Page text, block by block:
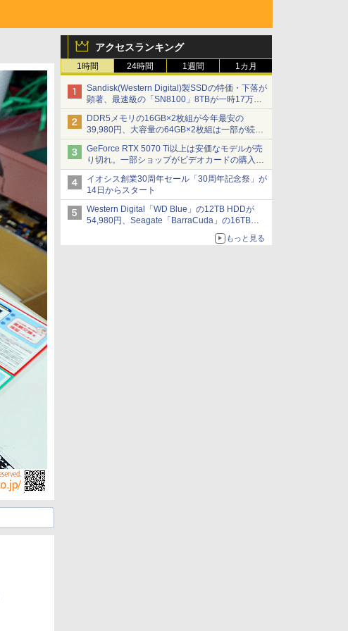
アクセスランキング
1時間 24時間 1週間 1カ月
Sandisk(Western Digital)製SSDの特価・下落が
顕著、最速級の「SN8100」8TBが一時17万円
割れ [8月前半のSSD価格]
DDR5メモリの16GB×2枚組が今年最安の
39,980円、大容量の64GB×2枚組は一部が続騰
[8月前半のメモリ価格]
GeForce RTX 5070 Ti以上は安価なモデルが売
り切れ。一部ショップがビデオカードの購入制
限を実施したニュースが注目を集める AKIBA
PC Hotline! 先週のアクセスランキング 26年7月
27日～26年8月3日
イオシス創業30周年セール「30周年記念祭」が
14日からスタート
Western Digital「WD Blue」の12TB HDDが
54,980円、Seagate「BarraCuda」の16TB
HDDが64,980円などが特売、NAS・ビジネス向
けは上昇傾向 [8月前半のHDD価格]
もっと見る